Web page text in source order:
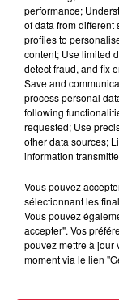
À
performance;
of data from
profiles to
content; Use limited
detect fraud, and fix
Save and
process personal
following
requested; Use
other data sources;
information
Vous pouvez
sélectionnant les
Vous pouvez
accepter". Vos
pouvez mettre à jour
moment via le lien